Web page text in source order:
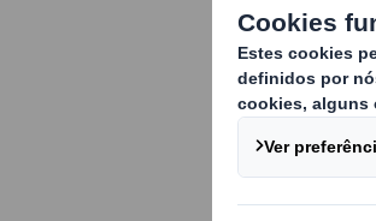
de